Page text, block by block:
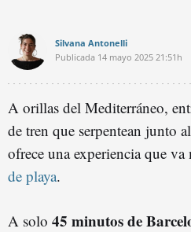
Silvana Antonelli
Publicada 14 mayo 2025 21:51h
A orillas del Mediterráneo,
de tren que serpentean junto
ofrece una experiencia que va
de playa.
A solo 45 minutos de